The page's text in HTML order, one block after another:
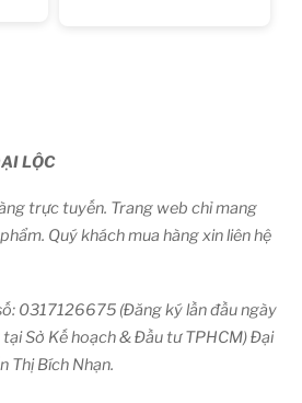
LỘC
trực tuyến. Trang web chỉ mang
Quý khách mua hàng xin liên hệ
0317126675 (Đăng ký lần đầu ngày
Sở Kế hoạch & Đầu tư TPHCM) Đại
Thị Bích Nhạn.